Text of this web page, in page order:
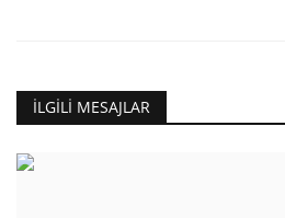
İLGILI MESAJLAR